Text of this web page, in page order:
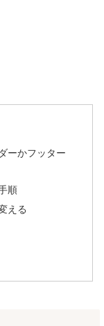
ーかフッター
順
える